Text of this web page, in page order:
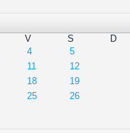
V S
D
4
5
11
12
18
19
25
26